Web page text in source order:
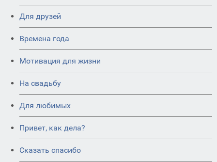
Для друзей
Времена года
Мотивация для жизни
На свадьбу
Для любимых
Привет, как дела?
Сказать спасибо